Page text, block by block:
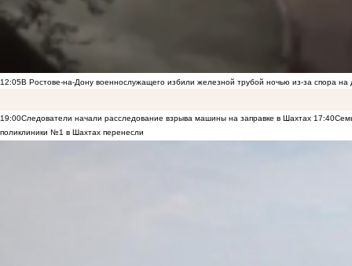
12:05В Ростове-на-Дону военнослужащего избили железной трубой ночью из-за спора на
19:00Следователи начали расследование взрыва машины на заправке в Шахтах 17:40
поликлиники №1 в Шахтах перенесли